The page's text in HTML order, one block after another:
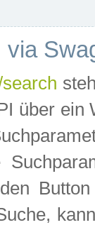
via
über